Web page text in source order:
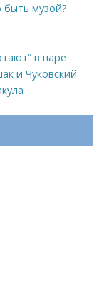
музой?
в паре
и Чуковский